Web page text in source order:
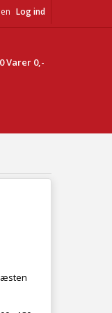
Log ind
0Varer 0,-